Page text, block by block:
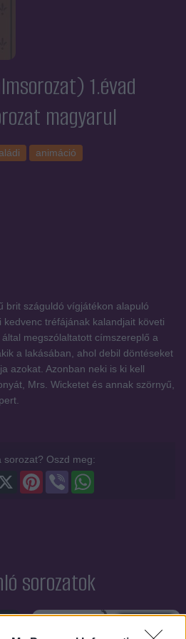
1.évad
magyarul
animáció
brit száguldó vígjátékon alapuló
tréfájának kalandjait követi
megszólaltatott címszereplő a
a lakásában, ahol debil döntéseket
azokat. Azonban neki is ki kell
Mrs. Wicketet és annak szörnyű,
sorozat? Oszd meg:
Viber
Pinterest
sorozatok